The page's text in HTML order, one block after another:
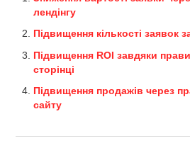
лендінгу
Підвищення кількості заявок
Підвищення ROI завдяки
сторінці
Підвищення продажів через
сайту